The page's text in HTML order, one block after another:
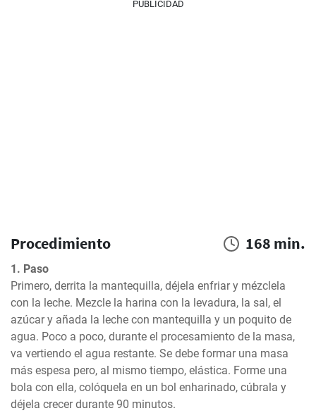
PUBLICIDAD
Procedimiento 168 min.
1. Paso
Primero, derrita la mantequilla, déjela enfriar y mézclela
con la leche. Mezcle la harina con la levadura, la sal, el
azúcar y añada la leche con mantequilla y un poquito de
agua. Poco a poco, durante el procesamiento de la masa,
va vertiendo el agua restante. Se debe formar una masa
más espesa pero, al mismo tiempo, elástica. Forme una
bola con ella, colóquela en un bol enharinado, cúbrala y
déjela crecer durante 90 minutos.